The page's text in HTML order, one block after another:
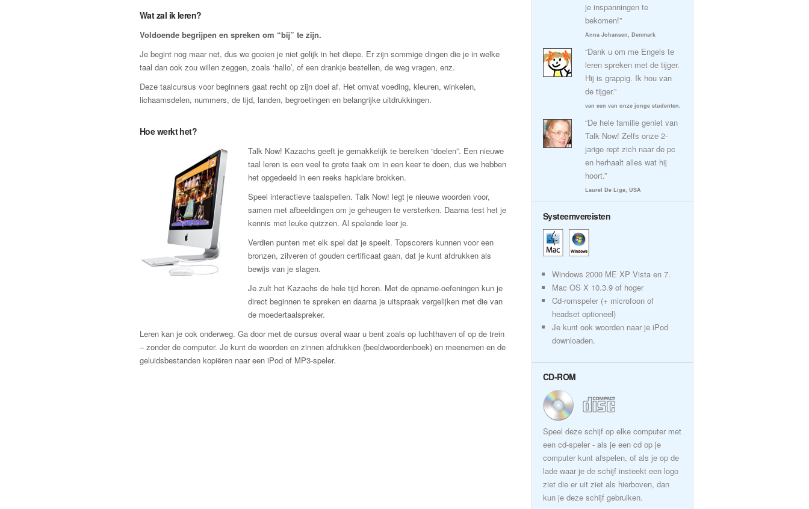
Wat zal ik leren?
Voldoende begrijpen en spreken om “bij” te zijn.
Je begint nog maar net, dus we gooien je niet gelijk in het diepe. Er zijn sommige dingen die je in welke
taal dan ook zou willen zeggen, zoals ‘hallo’, of een drankje bestellen, de weg vragen, enz.
Deze taalcursus voor beginners gaat recht op zijn doel af. Het omvat voeding, kleuren, winkelen,
lichaamsdelen, nummers, de tijd, landen, begroetingen en belangrijke uitdrukkingen.
Hoe werkt het?
Talk Now! Kazachs geeft je gemakkelijk te bereiken “doelen”. Een nieuwe
taal leren is een veel te grote taak om in een keer te doen, dus we hebben
het opgedeeld in een reeks hapklare brokken.
Speel interactieve taalspellen. Talk Now! legt je nieuwe woorden voor,
samen met afbeeldingen om je geheugen te versterken. Daarna test het je
kennis met leuke quizzen. Al spelende leer je.
Verdien punten met elk spel dat je speelt. Topscorers kunnen voor een
bronzen, zilveren of gouden certificaat gaan, dat je kunt afdrukken als
bewijs van je slagen.
Je zult het Kazachs de hele tijd horen. Met de opname-oefeningen kun je
direct beginnen te spreken en daarna je uitspraak vergelijken met die van
de moedertaalspreker.
Leren kan je ook onderweg. Ga door met de cursus overal waar u bent zoals op luchthaven of op de trein
– zonder de computer. Je kunt de woorden en zinnen afdrukken (beeldwoordenboek) en meenemen en de
geluidsbestanden kopiëren naar een iPod of MP3-speler.
je inspanningen te
bekomen!”
Anna Johansen, Denmark
“Dank u om me Engels te
leren spreken met de tijger.
Hij is grappig. Ik hou van
de tijger.”
van een van onze jonge studenten.
“De hele familie geniet van
Talk Now! Zelfs onze 2-
jarige rept zich naar de pc
en herhaalt alles wat hij
hoort.”
Laurel De Lige, USA
Systeemvereisten
Windows 2000 ME XP Vista en 7.
Mac OS X 10.3.9 of hoger
Cd-romspeler (+ microfoon of
headset optioneel)
Je kunt ook woorden naar je iPod
downloaden.
CD-ROM
Speel deze schijf op elke computer met
een cd-speler - als je een cd op je
computer kunt afspelen, of als je op de
lade waar je de schijf insteekt een logo
ziet die er uit ziet als hierboven, dan
kun je deze schijf gebruiken.